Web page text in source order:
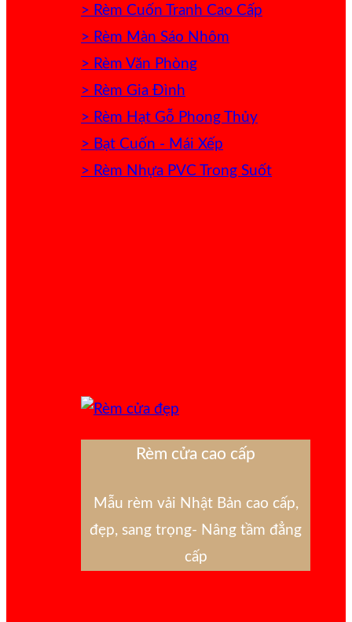
> Rèm Cuốn Tranh Cao Cấp
> Rèm Màn Sáo Nhôm
> Rèm Văn Phòng
> Rèm Gia Đình
> Rèm Hạt Gỗ Phong Thủy
> Bạt Cuốn - Mái Xếp
> Rèm Nhựa PVC Trong Suốt
Rèm cửa cao cấp
Mẫu rèm vải Nhật Bản cao cấp,
đẹp, sang trọng- Nâng tầm đẳng
cấp